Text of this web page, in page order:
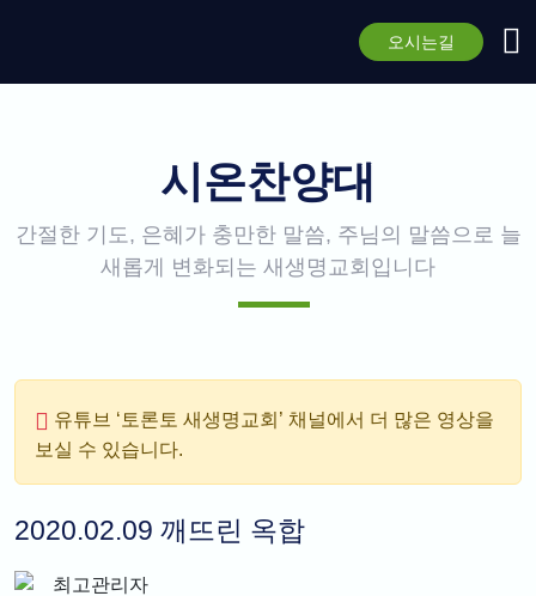
오시는길
시온찬양대
간절한 기도, 은혜가 충만한 말씀, 주님의 말씀으로 늘
새롭게 변화되는 새생명교회입니다
유튜브 ‘토론토 새생명교회’ 채널에서 더 많은 영상을
보실 수 있습니다.
2020.02.09 깨뜨린 옥합
최고관리자